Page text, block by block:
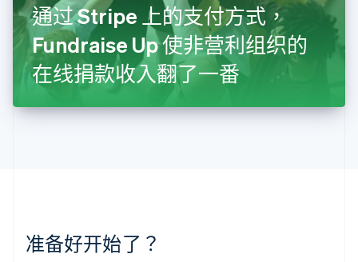
通过 Stripe 上的支付方式，
Fundraise Up 使非营利组织的
在线捐款收入翻了一番
准备好开始了？
罗马尼亚
English
马尔他
English
马来西亚
美国
日本
日本語English